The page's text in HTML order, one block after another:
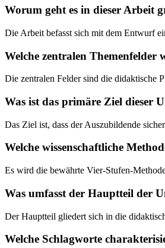
Worum geht es in dieser Arbeit
Die Arbeit befasst sich mit dem Entwurf
Welche zentralen Themenfelder
Die zentralen Felder sind die didaktische
Was ist das primäre Ziel dieser
Das Ziel ist, dass der Auszubildende
Welche wissenschaftliche
Es wird die bewährte Vier-Stufen-
Was umfasst der Hauptteil der
Der Hauptteil gliedert sich in die
Welche Schlagworte